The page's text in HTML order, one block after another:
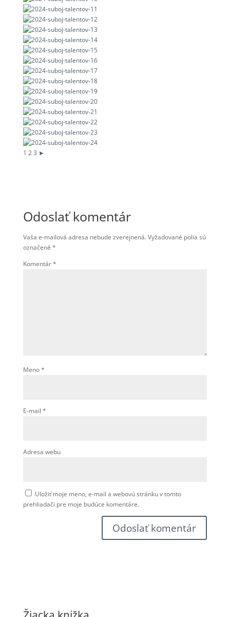
1 23 ►
Odoslať komentár
Vaša e-mailová adresa nebude zverejnená.Vyžadované polia sú
označené *
Komentár*
Meno*
E-mail *
Adresa webu
Uložiť moje meno, e-mail a webovú stránku v tomto
prehliadači pre moje budúce komentáre.